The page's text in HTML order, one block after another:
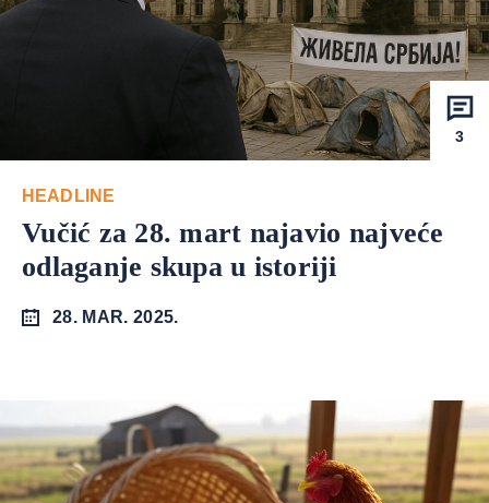
3
HEADLINE
Vučić za 28. mart najavio najveće
odlaganje skupa u istoriji
28. MAR. 2025.